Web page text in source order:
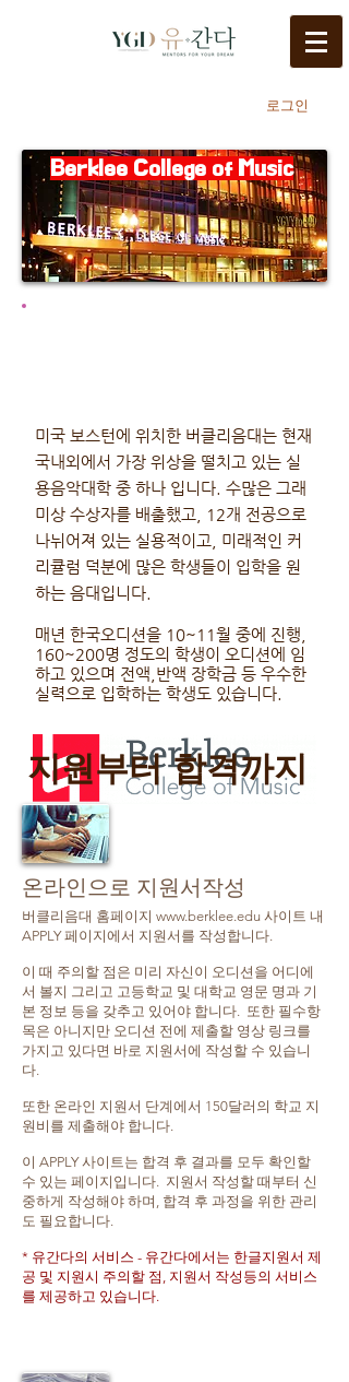
로그인
Berklee College of Music
미국 보스턴에 위치한 버클리음대는 현재
국내외에서 가장 위상을 떨치고 있는 실
용음악대학 중 하나 입니다. 수많은 그래
미상 수상자를 배출했고, 12개 전공으로
나뉘어져 있는 실용적이고, 미래적인 커
리큘럼 덕분에 많은 학생들이 입학을 원
하는 음대입니다.
매년 한국오디션을 10~11월 중에 진행,
160~200명 정도의 학생이 오디션에 임
하고 있으며 전액,반액 장학금 등 우수한
실력으로 입학하는 학생도 있습니다.
지원부터 합격까지
온라인으로 지원서작성
버클리음대 홈페이지 www.berklee.edu 사이트 내
APPLY 페이지에서 지원서를 작성합니다.
이 때 주의할 점은 미리 자신이 오디션을 어디에
서 볼지 그리고 고등학교 및 대학교 영문 명과 기
본 정보 등을 갖추고 있어야 합니다. 또한 필수항
목은 아니지만 오디션 전에 제출할 영상 링크를
가지고 있다면 바로 지원서에 작성할 수 있습니
다.
또한 온라인 지원서 단계에서 150달러의 학교 지
원비를 제출해야 합니다.
이 APPLY 사이트는 합격 후 결과를 모두 확인할
수 있는 페이지입니다. 지원서 작성할 때부터 신
중하게 작성해야 하며, 합격 후 과정을 위한 관리
도 필요합니다.
* 유간다의 서비스 - 유간다에서는 한글지원서 제
공 및 지원시 주의할 점, 지원서 작성등의 서비스
를 제공하고 있습니다.